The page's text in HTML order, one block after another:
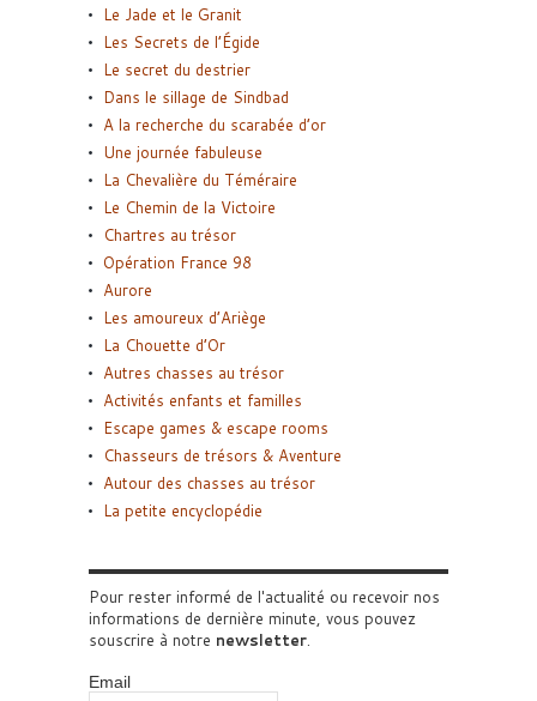
Le Jade et le Granit
Les Secrets de l’Égide
Le secret du destrier
Dans le sillage de Sindbad
A la recherche du scarabée d’or
Une journée fabuleuse
La Chevalière du Téméraire
Le Chemin de la Victoire
Chartres au trésor
Opération France 98
Aurore
Les amoureux d’Ariège
La Chouette d’Or
Autres chasses au trésor
Activités enfants et familles
Escape games & escape rooms
Chasseurs de trésors & Aventure
Autour des chasses au trésor
La petite encyclopédie
Pour rester informé de l'actualité ou recevoir nos
informations de dernière minute, vous pouvez
souscrire à notre newsletter.
Email